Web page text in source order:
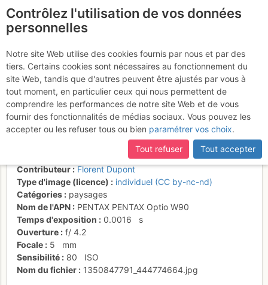
Dans le couloir N du Col
du Glacier Noir, vue sur les
Ecrins et le Coolidge.
16 oct. 2012 10:16
Contributeur
Florent Dupont
Type d'image (licence)
individuel (CC by-nc-nd)
Catégories
paysages
Nom de l'APN
PENTAX PENTAX Optio W90
Temps d'exposition
0.0016
s
Ouverture
f/ 4.2
Focale
5
mm
Sensibilité
80
ISO
Nom du fichier
1350847791_444774664.jpg
Contrôlez l'utilisation de vos données
personnelles
Notre site Web utilise des cookies fournis par nous et par des
tiers. Certains cookies sont nécessaires au fonctionnement du
site Web, tandis que d'autres peuvent être ajustés par vous à
tout moment, en particulier ceux qui nous permettent de
comprendre les performances de notre site Web et de vous
fournir des fonctionnalités de médias sociaux. Vous pouvez les
accepter ou les refuser tous ou bien paramétrer vos choix.
Tout refuser
Tout accepter